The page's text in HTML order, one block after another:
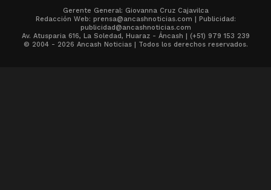
Gerente General: Giovanna Cruz Cajavilca
Redacción Web: prensa@ancashnoticias.com | Publicidad:
publicidad@ancashnoticias.com
Av. Atusparia 616, La Soledad, Huaraz - Áncash | (+51) 979 153 239
© 2004 - 2026 Ancash Noticias | Todos los derechos reservados.